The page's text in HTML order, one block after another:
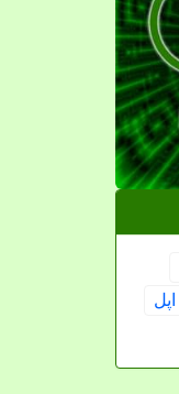
اپل